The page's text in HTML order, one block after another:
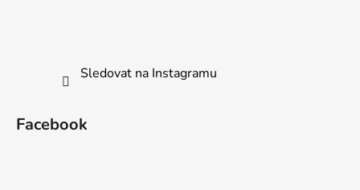
Sledovat na Instagramu
Facebook